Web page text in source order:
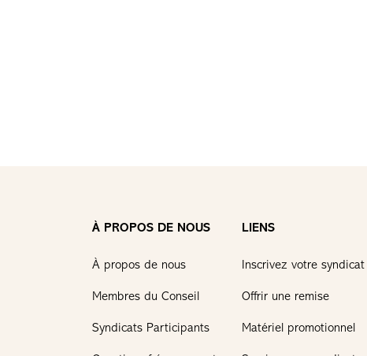
À PROPOS DE NOUS
À propos de nous
Membres du Conseil
Syndicats Participants
LIENS
Inscrivez votre syndicat
Offrir une remise
Matériel promotionnel